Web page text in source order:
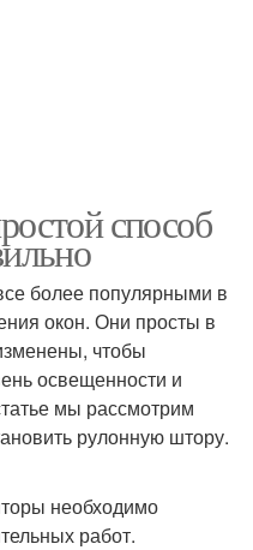
способ
более популярными в
окон. Они просты в
чтобы
освещенности и
мы рассмотрим
рулонную штору.
необходимо
работ.